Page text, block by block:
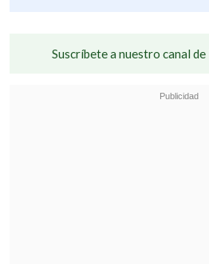
Suscríbete a nuestro canal de